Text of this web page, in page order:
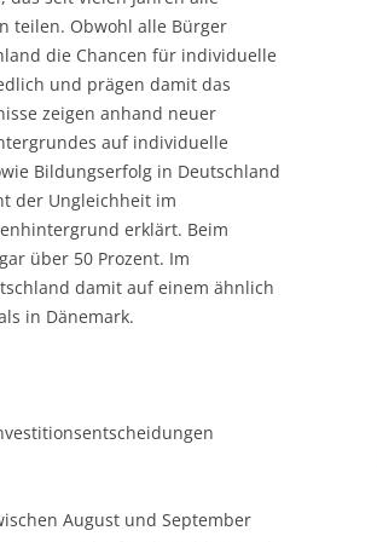
LECTURERS &
LECTURERS &
LECTURERS &
LECTURERS &
PROGRAMME
CASH BUDGET 2014
teilen. Obwohl alle Bürger
die Chancen für individuelle
und prägen damit das
zeigen anhand neuer
auf individuelle
Bildungserfolg in Deutschland
der Ungleichheit im
erklärt. Beim
über 50 Prozent. Im
damit auf einem ähnlich
in Dänemark.
August und September